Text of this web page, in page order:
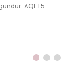
AQL 1.5